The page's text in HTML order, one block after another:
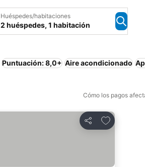
Huéspedes/habitaciones
2 huéspedes, 1 habitación
Puntuación: 8,0+ Aire acondicionado
Cómo los pagos
Compartir
Agregar a